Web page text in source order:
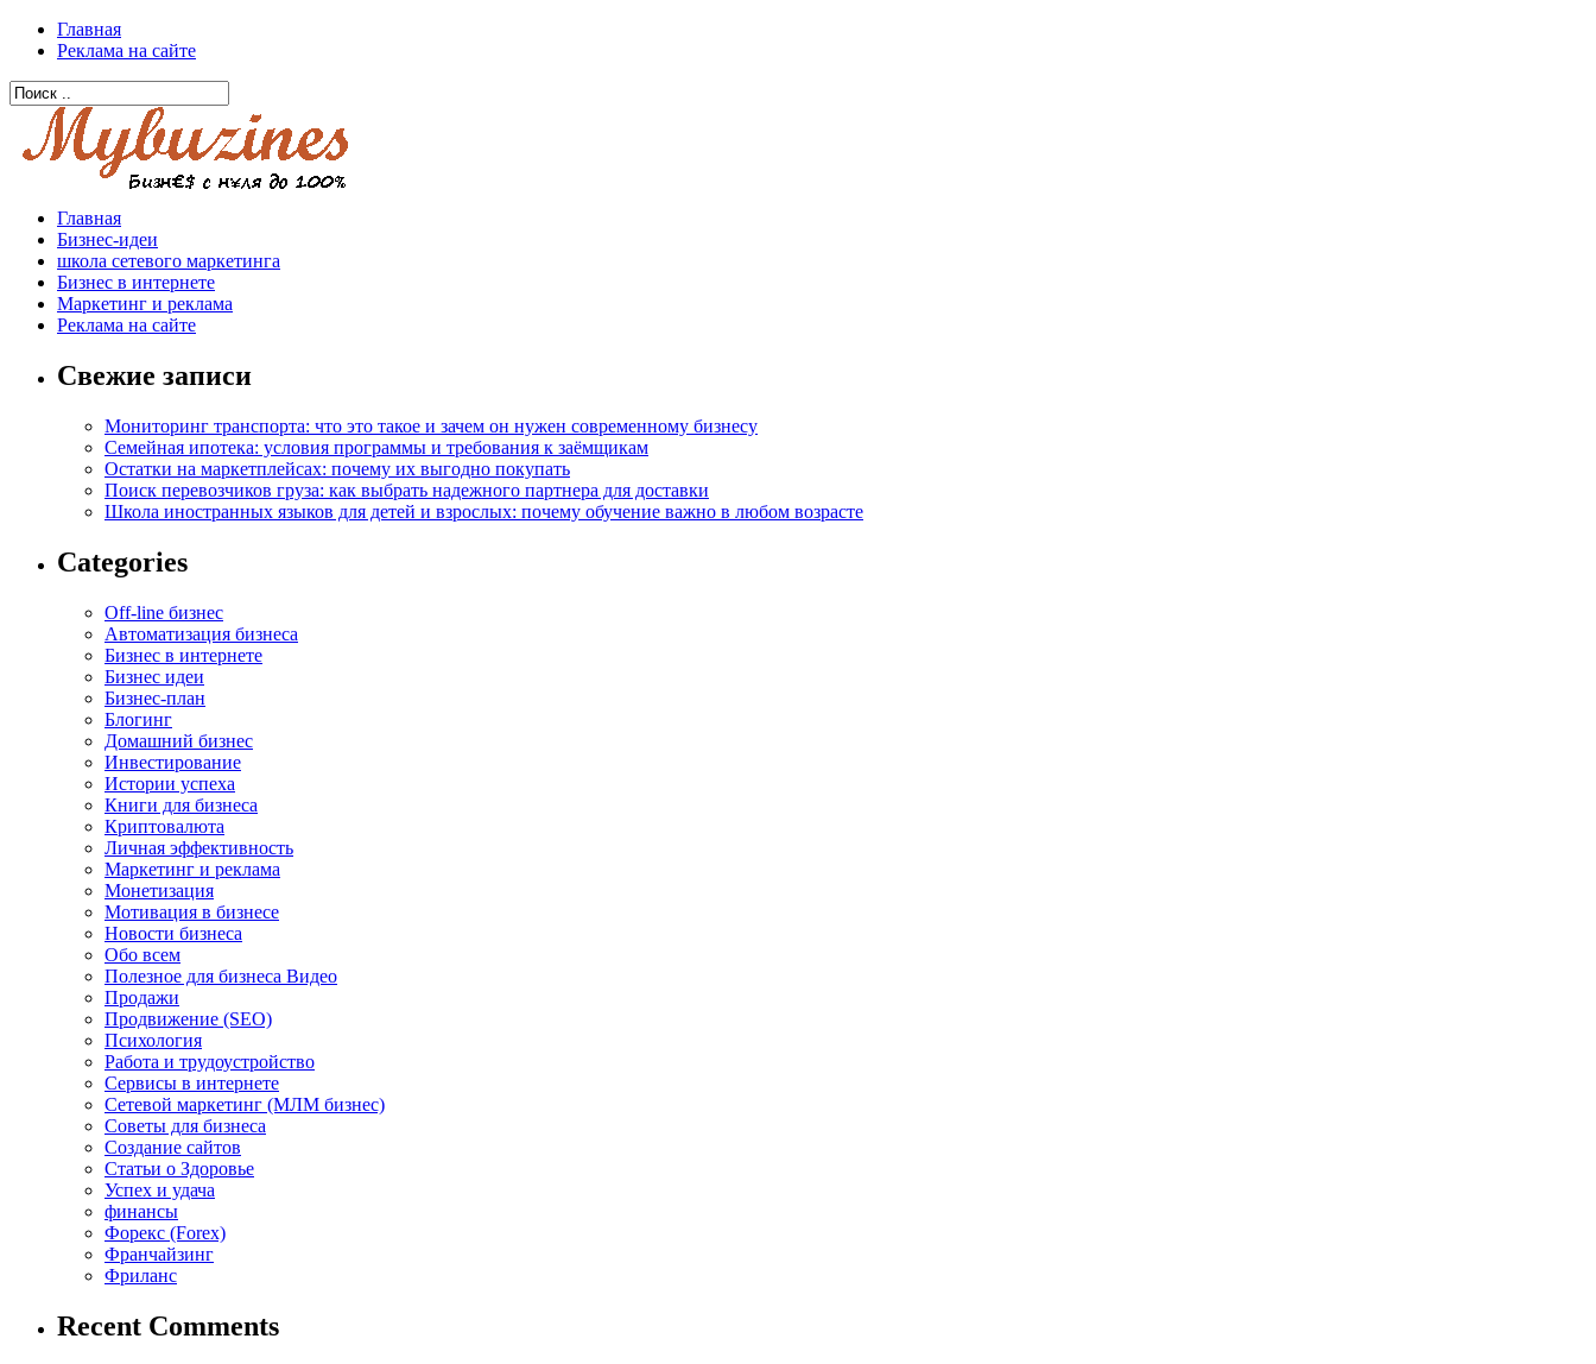
Главная
Реклама на сайте
Главная
Бизнес-идеи
школа сетевого маркетинга
Бизнес в интернете
Маркетинг и реклама
Реклама на сайте
Свежие записи
Мониторинг транспорта: что это такое и зачем он нужен современному бизнесу
Семейная ипотека: условия программы и требования к заёмщикам
Остатки на маркетплейсах: почему их выгодно покупать
Поиск перевозчиков груза: как выбрать надежного партнера для доставки
Школа иностранных языков для детей и взрослых: почему обучение важно в любом возрасте
Categories
Off-line бизнес
Автоматизация бизнеса
Бизнес в интернете
Бизнес идеи
Бизнес-план
Блогинг
Домашний бизнес
Инвестирование
Истории успеха
Книги для бизнеса
Криптовалюта
Личная эффективность
Маркетинг и реклама
Монетизация
Мотивация в бизнесе
Новости бизнеса
Обо всем
Полезное для бизнеса Видео
Продажи
Продвижение (SEO)
Психология
Работа и трудоустройство
Сервисы в интернете
Сетевой маркетинг (МЛМ бизнес)
Советы для бизнеса
Создание сайтов
Статьи о Здоровье
Успех и удача
финансы
Форекс (Forex)
Франчайзинг
Фриланс
Recent Comments